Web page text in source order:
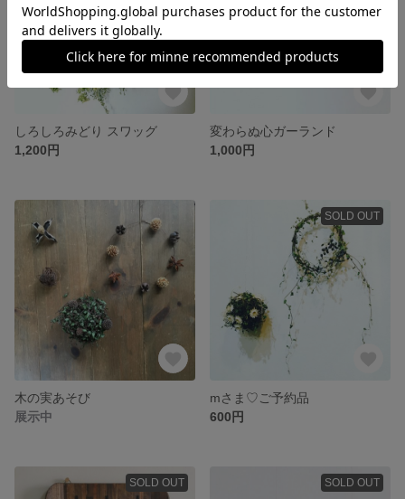
しろしろみどり スワッグ
1,200円
変わらぬ心ガーランド
1,000円
木の実あそび
展示中
SOLD OUT
mさま♡ご予約品
600円
SOLD OUT SOLD OUT